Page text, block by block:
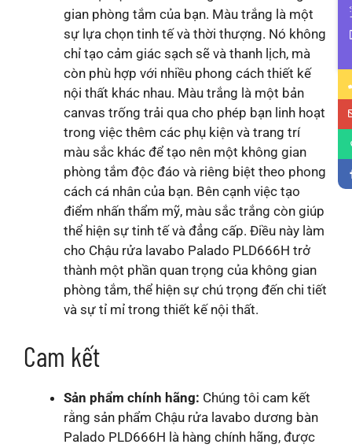
gian phòng tắm của bạn. Màu trắng là một
sự lựa chọn tinh tế và thời thượng. Nó không
chỉ tạo cảm giác sạch sẽ và thanh lịch, mà
còn phù hợp với nhiều phong cách thiết kế
nội thất khác nhau. Màu trắng là một bản
canvas trống trải qua cho phép bạn linh hoạt
trong việc thêm các phụ kiện và trang trí
màu sắc khác để tạo nên một không gian
phòng tắm độc đáo và riêng biệt theo phong
cách cá nhân của bạn. Bên cạnh việc tạo
điểm nhấn thẩm mỹ, màu sắc trắng còn giúp
thể hiện sự tinh tế và đẳng cấp. Điều này làm
cho Chậu rửa lavabo Palado PLD666H trở
thành một phần quan trọng của không gian
phòng tắm, thể hiện sự chú trọng đến chi tiết
và sự tỉ mỉ trong thiết kế nội thất.
Cam kết
Sản phẩm chính hãng: Chúng tôi cam kết
rằng sản phẩm Chậu rửa lavabo dương bàn
Palado PLD666H là hàng chính hãng, được